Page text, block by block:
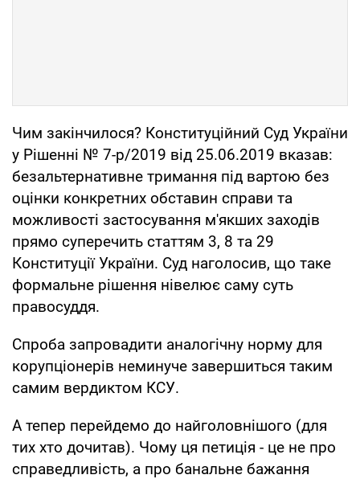
Чим закінчилося? Конституційний Суд України
у Рішенні № 7-р/2019 від 25.06.2019 вказав:
безальтернативне тримання під вартою без
оцінки конкретних обставин справи та
можливості застосування м'якших заходів
прямо суперечить статтям 3, 8 та 29
Конституції України. Суд наголосив, що таке
формальне рішення нівелює саму суть
правосуддя.
Спроба запровадити аналогічну норму для
корупціонерів неминуче завершиться таким
самим вердиктом КСУ.
А тепер перейдемо до найголовнішого (для
тих хто дочитав). Чому ця петиція - це не про
справедливість, а про банальне бажання